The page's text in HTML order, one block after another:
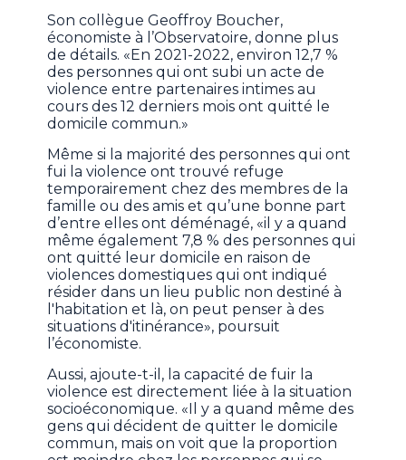
Son collègue Geoffroy Boucher,
économiste à l’Observatoire, donne plus
de détails. «En 2021-2022, environ 12,7 %
des personnes qui ont subi un acte de
violence entre partenaires intimes au
cours des 12 derniers mois ont quitté le
domicile commun.»
Même si la majorité des personnes qui ont
fui la violence ont trouvé refuge
temporairement chez des membres de la
famille ou des amis et qu’une bonne part
d’entre elles ont déménagé, «il y a quand
même également 7,8 % des personnes qui
ont quitté leur domicile en raison de
violences domestiques qui ont indiqué
résider dans un lieu public non destiné à
l'habitation et là, on peut penser à des
situations d'itinérance», poursuit
l’économiste.
Aussi, ajoute-t-il, la capacité de fuir la
violence est directement liée à la situation
socioéconomique. «Il y a quand même des
gens qui décident de quitter le domicile
commun, mais on voit que la proportion